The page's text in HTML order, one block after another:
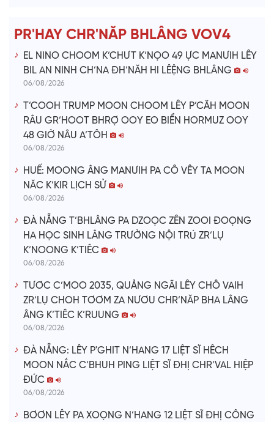
e
o
PR'HAY CHR'NĂP BHLÂNG VOV4
EL NINO CHOOM K’CHƯT K’NỌO 49 ỰC MANƯIH LÊY
BIL AN NINH CH’NA ĐH’NĂH HI LÊỆNG BHLÂNG
06/08/2026
T’COOH TRUMP MOON CHOOM LÊY P’CĂH MOON
RÂU GR’HOOT BHRỢ OOY EO BIỂN HORMUZ OOY
48 GIỜ NÂU A’TÔH
06/08/2026
HUẾ: MOONG ÂNG MANƯIH PA CÔ VÊY TA MOON
NĂC K’KIR LỊCH SỬ
06/08/2026
ĐÀ NẴNG T’BHLÂNG PA DZOỌC ZÊN ZOOI ĐOỌNG
HA HỌC SINH LÂNG TRƯỜNG NỘI TRÚ ZR’LỤ
K’NOONG K’TIÊC
06/08/2026
TƯƠC C’MOO 2035, QUẢNG NGÃI LÊY CHÔ VAIH
ZR’LỤ CHOH TƠƠM ZA NƯƠU CHR’NĂP BHA LÂNG
ÂNG K’TIÊC K’RUUNG
06/08/2026
ĐÀ NẴNG: LÊY P'GHIT N’HANG 17 LIỆT SĨ HÊCH
MOON NẮC C’BHUH PING LIỆT SĨ ĐHỊ CHR’VAL HIỆP
ĐỨC
06/08/2026
BƠƠN LÊY PA XOỌNG N’HANG 12 LIỆT SĨ ĐHỊ CÔNG